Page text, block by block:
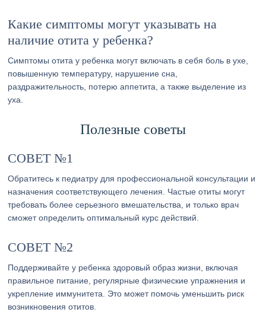
Какие симптомы могут указывать на
наличие отита у ребенка?
Симптомы отита у ребенка могут включать в себя боль в ухе,
повышенную температуру, нарушение сна,
раздражительность, потерю аппетита, а также выделение из
уха.
Полезные советы
СОВЕТ №1
Обратитесь к педиатру для профессиональной консультации и
назначения соответствующего лечения. Частые отиты могут
требовать более серьезного вмешательства, и только врач
сможет определить оптимальный курс действий.
СОВЕТ №2
Поддерживайте у ребенка здоровый образ жизни, включая
правильное питание, регулярные физические упражнения и
укрепление иммунитета. Это может помочь уменьшить риск
возникновения отитов.